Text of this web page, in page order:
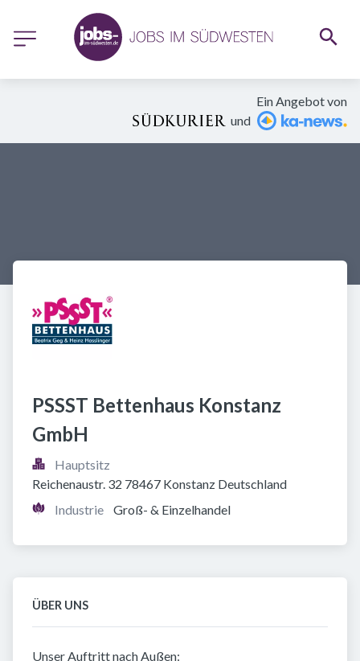
Ein Angebot von
und
PSSST Bettenhaus Konstanz
GmbH
Hauptsitz
Reichenaustr. 32 78467 Konstanz Deutschland
Industrie
Groß- & Einzelhandel
ÜBER UNS
Unser Auftritt nach Außen: